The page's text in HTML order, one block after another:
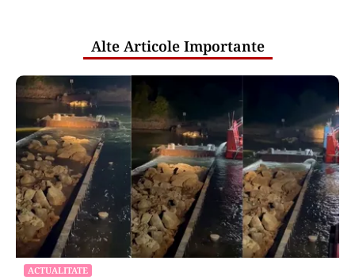
Alte Articole Importante
ACTUALITATE